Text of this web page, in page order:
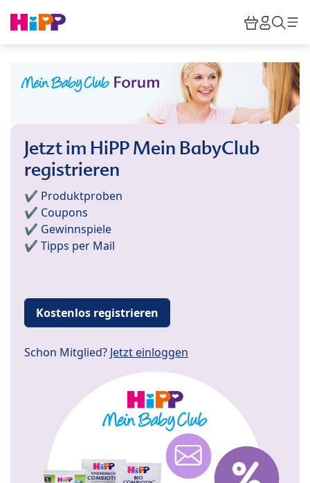
HiPP
Jetzt im HiPP Mein BabyClub
registrieren
✔️ Produktproben
✔️ Coupons
✔️ Gewinnspiele
✔️ Tipps per Mail
Kostenlos registrieren
Schon Mitglied? Jetzt einloggen